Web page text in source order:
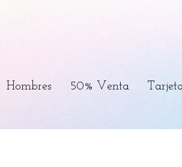
Hombres 50% Venta